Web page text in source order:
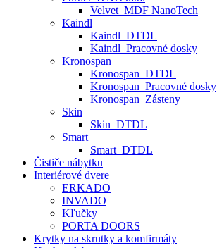
Velvet_MDF NanoTech
Kaindl
Kaindl_DTDL
Kaindl_Pracovné dosky
Kronospan
Kronospan_DTDL
Kronospan_Pracovné dosky
Kronospan_Zásteny
Skin
Skin_DTDL
Smart
Smart_DTDL
Čističe nábytku
Interiérové dvere
ERKADO
INVADO
Kľučky
PORTA DOORS
Krytky na skrutky a komfirmáty